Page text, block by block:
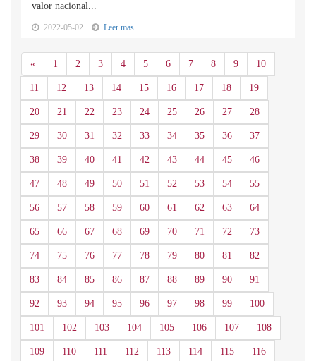
valor nacional...
2022-05-02 Leer mas...
«Anterior
1 2 3 4 5 6 7 8 9 10
11 12 13 14 15 16 17 18 19
20 21 22 23 24 25 26 27 28
29 30 31 32 33 34 35 36 37
38 39 40 41 42 43 44 45 46
47 48 49 50 51 52 53 54 55
56 57 58 59 60 61 62 63 64
65 66 67 68 69 70 71 72 73
74 75 76 77 78 79 80 81 82
83 84 85 86 87 88 89 90 91
92 93 94 95 96 97 98 99 100
101 102 103 104 105 106 107 108
109 110 111 112 113 114 115 116